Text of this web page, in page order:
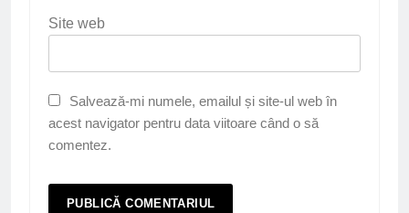
Site web
Salvează-mi numele, emailul și site-ul web în
acest navigator pentru data viitoare când o să
comentez.